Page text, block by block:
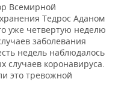
Всемирной
Тедрос Аданом
уже четвертую неделю
заболевания
недель наблюдалось
случаев коронавируса.
это тревожной